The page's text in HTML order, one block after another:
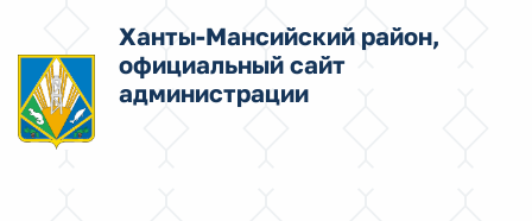
Ханты-Мансийский район,
официальный сайт
администрации